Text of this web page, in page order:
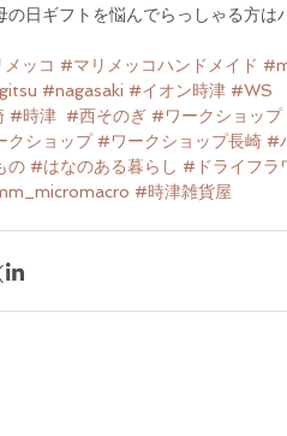
の日ギフトを悩んでらっしゃる方
ッコ #マリメッコハンドメイド
#nagasaki #イオン時津 #WS
#時津 #西そのぎ #ワークショップ
クショップ #ワークショップ長崎 #
の #はなのある暮らし #ドライフラ
#時津雑貨屋